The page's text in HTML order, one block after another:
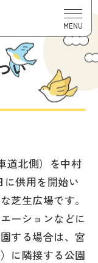
MENU
い
道北側）を中村
供用を開始い
芝生広場です。
ーションなどに
する場合は、宮
に隣接する公園